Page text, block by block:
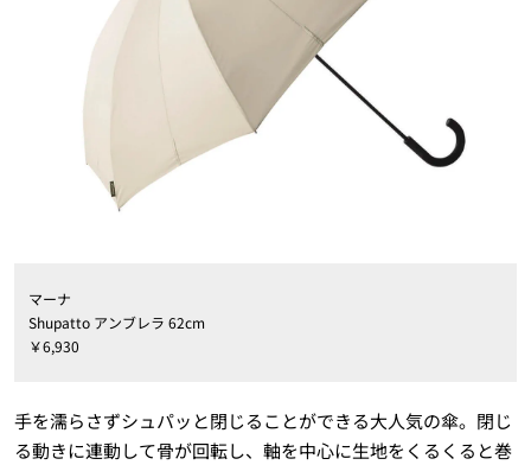
マーナ
Shupatto アンブレラ 62cm
￥6,930
手を濡らさずシュパッと閉じることができる大人気の傘。閉じ
る動きに連動して骨が回転し、軸を中心に生地をくるくると巻